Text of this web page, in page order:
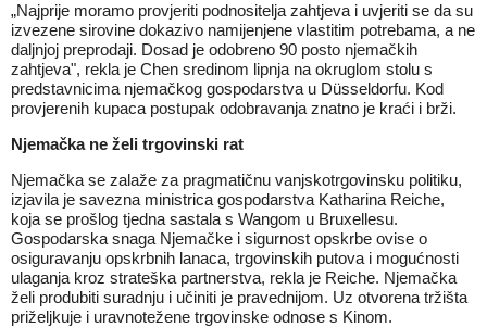
„Najprije moramo provjeriti podnositelja zahtjeva i uvjeriti se da su
izvezene sirovine dokazivo namijenjene vlastitim potrebama, a ne
daljnjoj preprodaji. Dosad je odobreno 90 posto njemačkih
zahtjeva", rekla je Chen sredinom lipnja na okruglom stolu s
predstavnicima njemačkog gospodarstva u Düsseldorfu. Kod
provjerenih kupaca postupak odobravanja znatno je kraći i brži.
Njemačka ne želi trgovinski rat
Njemačka se zalaže za pragmatičnu vanjskotrgovinsku politiku,
izjavila je savezna ministrica gospodarstva Katharina Reiche,
koja se prošlog tjedna sastala s Wangom u Bruxellesu.
Gospodarska snaga Njemačke i sigurnost opskrbe ovise o
osiguravanju opskrbnih lanaca, trgovinskih putova i mogućnosti
ulaganja kroz strateška partnerstva, rekla je Reiche. Njemačka
želi produbiti suradnju i učiniti je pravednijom. Uz otvorena tržišta
priželjkuje i uravnotežene trgovinske odnose s Kinom.